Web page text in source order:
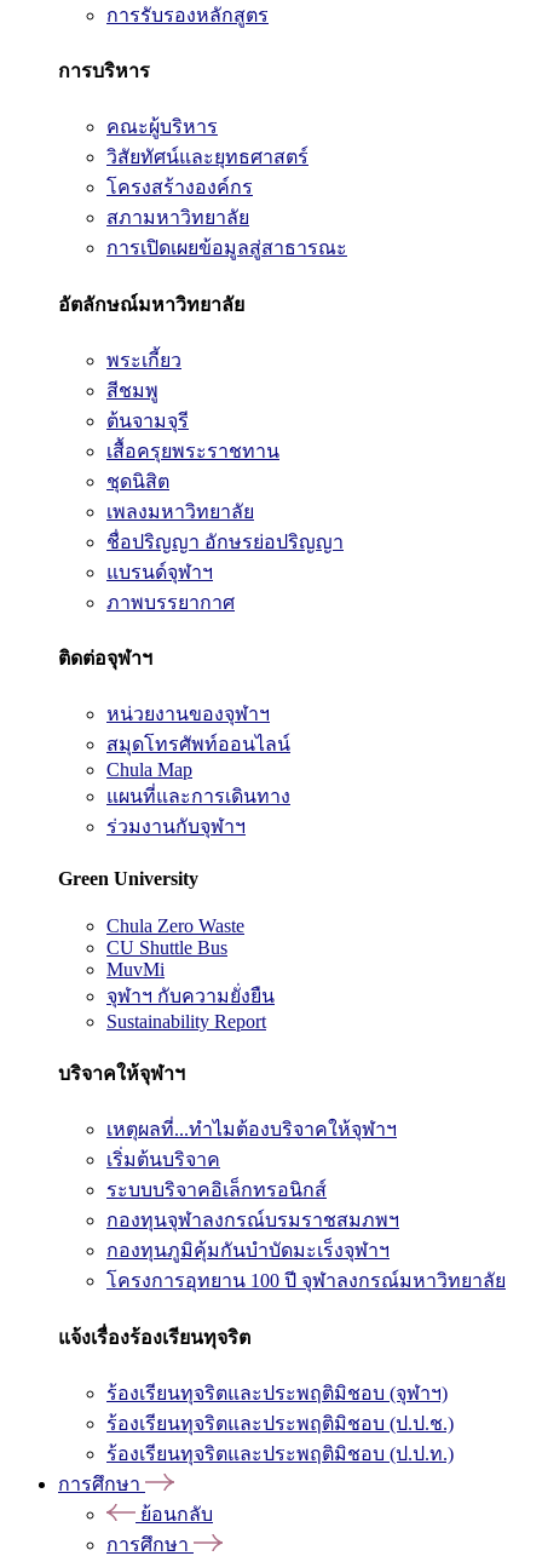
การรับรองหลักสูตร
การบริหาร
คณะผู้บริหาร
วิสัยทัศน์และยุทธศาสตร์
โครงสร้างองค์กร
สภามหาวิทยาลัย
การเปิดเผยข้อมูลสู่สาธารณะ
อัตลักษณ์มหาวิทยาลัย
พระเกี้ยว
สีชมพู
ต้นจามจุรี
เสื้อครุยพระราชทาน
ชุดนิสิต
เพลงมหาวิทยาลัย
ชื่อปริญญา อักษรย่อปริญญา
แบรนด์จุฬาฯ
ภาพบรรยากาศ
ติดต่อจุฬาฯ
หน่วยงานของจุฬาฯ
สมุดโทรศัพท์ออนไลน์
Chula Map
แผนที่และการเดินทาง
ร่วมงานกับจุฬาฯ
Green University
Chula Zero Waste
CU Shuttle Bus
MuvMi
จุฬาฯ กับความยั่งยืน
Sustainability Report
บริจาคให้จุฬาฯ
เหตุผลที่...ทำไมต้องบริจาคให้จุฬาฯ
เริ่มต้นบริจาค
ระบบบริจาคอิเล็กทรอนิกส์
กองทุนจุฬาลงกรณ์บรมราชสมภพฯ
กองทุนภูมิคุ้มกันบำบัดมะเร็งจุฬาฯ
โครงการอุทยาน 100 ปี จุฬาลงกรณ์มหาวิทยาลัย
แจ้งเรื่องร้องเรียนทุจริต
ร้องเรียนทุจริตและประพฤติมิชอบ (จุฬาฯ)
ร้องเรียนทุจริตและประพฤติมิชอบ (ป.ป.ช.)
ร้องเรียนทุจริตและประพฤติมิชอบ (ป.ป.ท.)
การศึกษา
ย้อนกลับ
การศึกษา